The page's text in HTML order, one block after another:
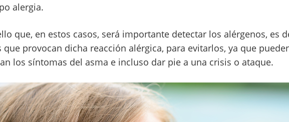
alergia.
que, en estos casos, será importante detectar los alérgenos, es
que provocan dicha reacción alérgica, para evitarlos, ya que
los síntomas del asma e incluso dar pie a una crisis o ataque.